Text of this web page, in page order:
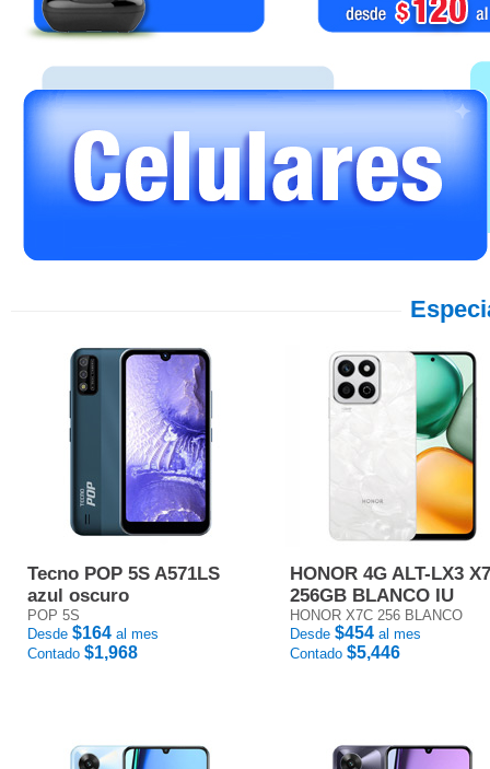
Tecno POP 5S A571LS
azul oscuro
POP 5S
Desde $164 al mes
Contado $1,968
HONOR 4G ALT-LX3
256GB BLANCO IU
HONOR X7C 256 BLANCO
Desde $454 al mes
Contado $5,446